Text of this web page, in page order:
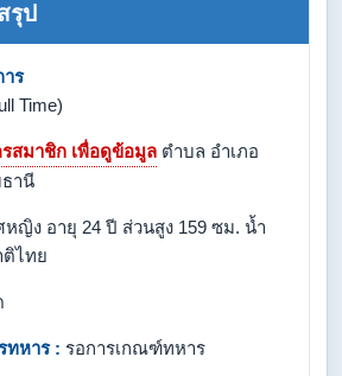
รุป
ร
Time)
สมาชิก เพื่อดูข้อมูล ตำบล อำเภอ
านี
หญิง อายุ 24 ปี ส่วนสูง 159 ซม. น้ำ
ไทย
ทหาร : รอการเกณฑ์ทหาร